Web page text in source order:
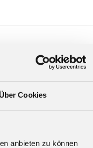
Über Cookies
anbieten zu können